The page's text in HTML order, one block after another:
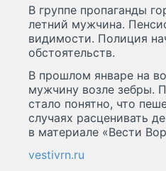
В группе пропаганды
летний мужчина.
видимости. Полиция
обстоятельств.
В прошлом январе на
мужчину возле зебры.
стало понятно, что
случаях расценивать
в материале «Вести
vestivrn.ru